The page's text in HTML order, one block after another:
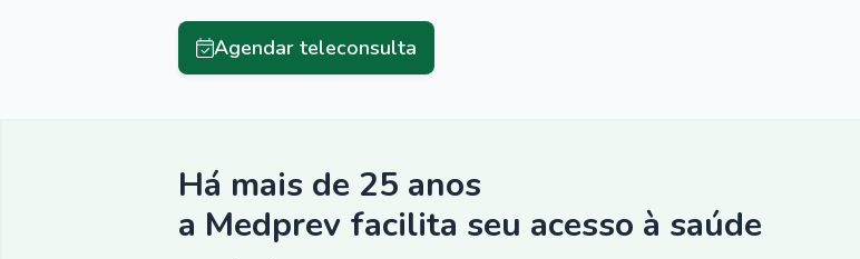
Agendar teleconsulta
Há mais de 25 anos
a Medprev facilita seu acesso à saúde